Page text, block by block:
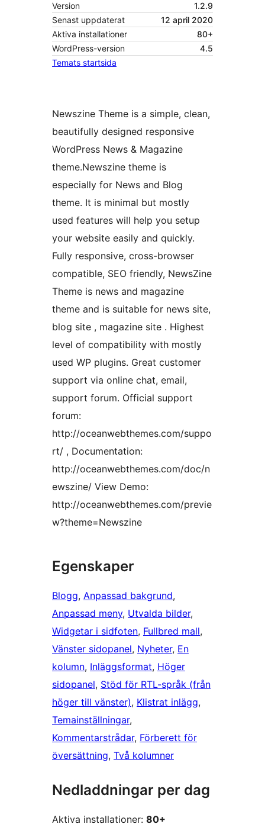
Version
1.2.9
Senast uppdaterat
12 april 2020
Aktiva installationer
80+
WordPress-version
4.5
Temats startsida
Newszine Theme is a simple, clean,
beautifully designed responsive
WordPress News & Magazine
theme.Newszine theme is
especially for News and Blog
theme. It is minimal but mostly
used features will help you setup
your website easily and quickly.
Fully responsive, cross-browser
compatible, SEO friendly, NewsZine
Theme is news and magazine
theme and is suitable for news site,
blog site , magazine site . Highest
level of compatibility with mostly
used WP plugins. Great customer
support via online chat, email,
support forum. Official support
forum:
http://oceanwebthemes.com/suppo
rt/ , Documentation:
http://oceanwebthemes.com/doc/n
ewszine/ View Demo:
http://oceanwebthemes.com/previe
w?theme=Newszine
Egenskaper
Blogg, Anpassad bakgrund
Anpassad meny, Utvalda bilder
Widgetar i sidfoten, Fullbred mall
Vänster sidopanel, Nyheter, En
kolumn, Inläggsformat, Höger
sidopanel, Stöd för RTL-språk (från
höger till vänster), Klistrat inlägg
Temainställningar
Kommentarstrådar, Förberett för
översättning, Två kolumner
Nedladdningar per dag
Aktiva installationer: 80+